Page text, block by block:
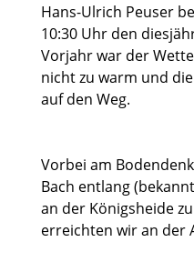
Hans-Ulrich Peuser
10:30 Uhr den
Vorjahr war der
nicht zu warm und
auf den Weg.
Vorbei am
Bach entlang
an der Königsheide
erreichten wir an der